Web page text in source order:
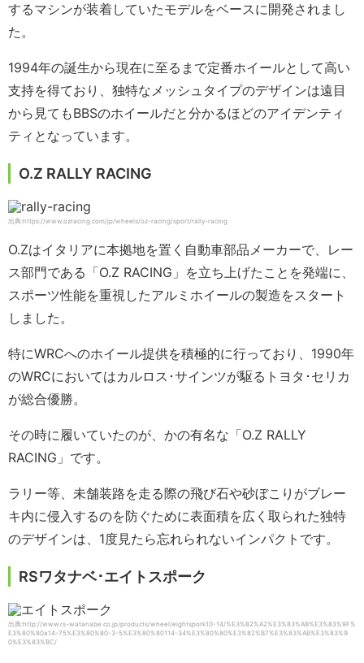
するマシンが装着していたモデルをベースに開発されまし
た。
1994年の誕生から現在に至るまで定番ホイールとして高い
支持を得ており、独特なメッシュタイプのデザインは遠目
から見てもBBSのホイールだと分かるほどのアイデンティ
ティとなっています。
O.Z RALLY RACING
出典:https://www.ozracing.com/jp/wheels/oz-racing/sport/rally-racing
O.Zはイタリアに本拠地を置く自動車部品メーカーで、レー
ス部門である「O.Z RACING」を立ち上げたことを発端に、
スポーツ性能を重視したアルミホイールの製造をスタート
しました。
特にWRCへのホイール提供を積極的に行っており、1990年
のWRCにおいてはカルロス･サインツが駆るトヨタ･セリカ
が総合優勝。
その時に履いていたのが、かの有名な「O.Z RALLY
RACING」です。
ラリー等、未舗装路を走る際の飛び石や砂ぼこりがブレー
キ内に侵入するのを防ぐために表面積を広く取られた独特
のデザインは、1度見たら忘れられないインパクトです。
RSワタナベ･エイトスポーク
出典:http://www.rs-watanabe.co.jp/products/wheel/eightspork10-14/%E3%82%A2%E3%83%AB%E3%83%9F%
E3%80%80a14-75%E3%80%80-3-5%E3%80%80114-34%E3%80%80%E3%82%B7%E3%83%AB%E3%83%9
0%E3%83%BC/